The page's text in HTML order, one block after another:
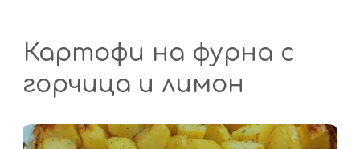
Картофи на фурна с
горчица и лимон